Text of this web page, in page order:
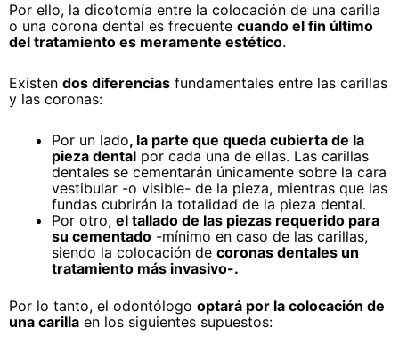
Por ello, la dicotomía entre la colocación de una carilla
o una corona dental es frecuente cuando el fin último
del tratamiento es meramente estético.
Existen dos diferencias fundamentales entre las carillas
y las coronas:
Por un lado, la parte que queda cubierta de la
pieza dental por cada una de ellas. Las carillas
dentales se cementarán únicamente sobre la cara
vestibular -o visible- de la pieza, mientras que las
fundas cubrirán la totalidad de la pieza dental.
Por otro, el tallado de las piezas requerido para
su cementado -mínimo en caso de las carillas,
siendo la colocación de coronas dentales un
tratamiento más invasivo-.
Por lo tanto, el odontólogo optará por la colocación de
una carilla en los siguientes supuestos: